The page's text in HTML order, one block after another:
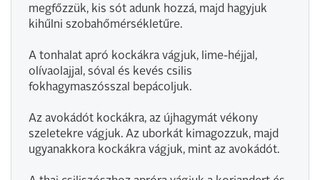
megfőzzük, kis sót adunk hozzá, majd hagyjuk
kihűlni szobahőmérsékletűre.
A tonhalat apró kockákra vágjuk, lime-héjjal,
olívaolajjal, sóval és kevés csilis
fokhagymaszósszal bepácoljuk.
Az avokádót kockákra, az újhagymát vékony
szeletekre vágjuk. Az uborkát kimagozzuk, majd
ugyanakkora kockákra vágjuk, mint az avokádót.